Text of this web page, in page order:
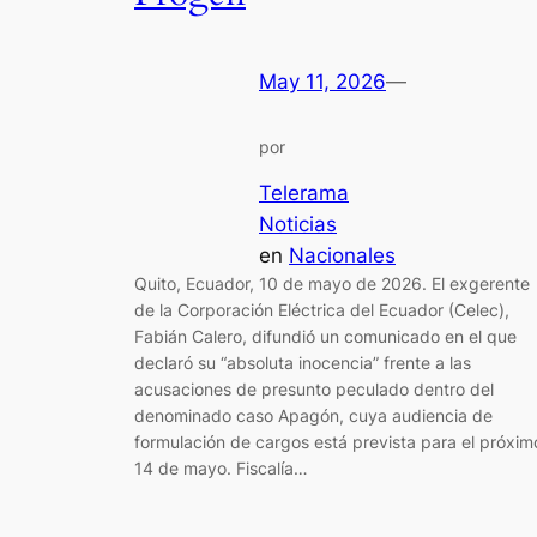
May 11, 2026—
por
Telerama
Noticias
en Nacionales
Quito, Ecuador, 10 de mayo de 2026. El exgerente
de la Corporación Eléctrica del Ecuador (Celec),
Fabián Calero, difundió un comunicado en el que
declaró su “absoluta inocencia” frente a las
acusaciones de presunto peculado dentro del
denominado caso Apagón, cuya audiencia de
formulación de cargos está prevista para el
14 de mayo. Fiscalía…